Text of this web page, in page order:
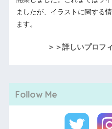
ましたが、イラストに関する
ます。
＞＞詳しいプロフ
Follow Me